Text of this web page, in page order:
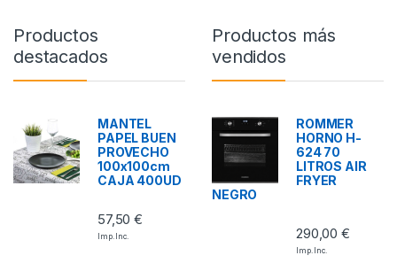
Productos
destacados
MANTEL
PAPEL BUEN
PROVECHO
100x100cm
CAJA 400UD
57,50€
Imp. Inc.
Productos más
vendidos
ROMMER
HORNO H-
624 70
LITROS AIR
FRYER
NEGRO
290,00€
Imp. Inc.